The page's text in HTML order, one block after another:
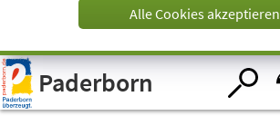
Visuelle
Assistenzsoftware
öffnen.
Alle Cookies akzeptieren
Paderborn